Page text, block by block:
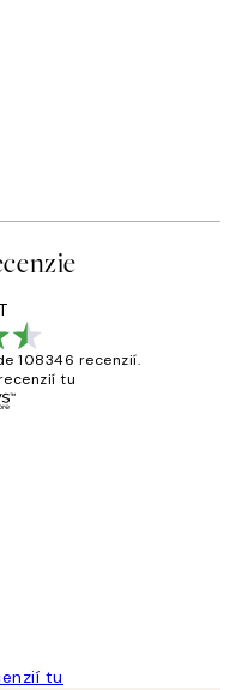
108346 recenzií.
tu
tu